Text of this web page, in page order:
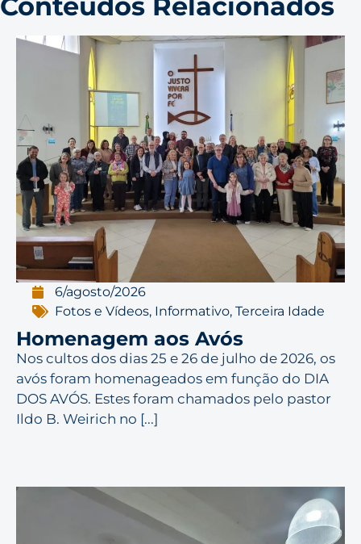
6/agosto/2026
Fotos e Vídeos, Informativo,Terceira Idade
Homenagem aos Avós
Nos cultos dos dias 25 e 26 de julho de 2026, os
avós foram homenageados em função do DIA
DOS AVÓS. Estes foram chamados pelo pastor
Ildo B. Weirich no [...]